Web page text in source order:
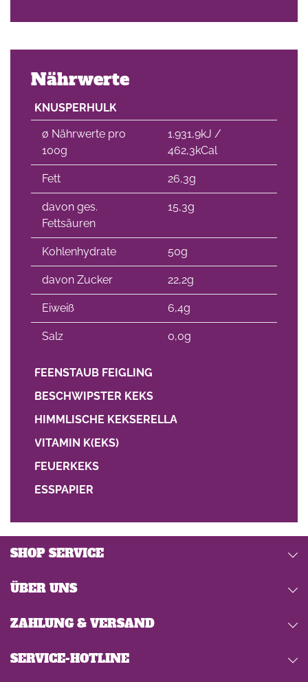
Nährwerte
KNUSPERHULK
∅ Nährwerte pro
100g
1.931,9kJ /
462,3kCal
Fett 26,3g
davon ges.
Fettsäuren
15,3g
Kohlenhydrate 50g
davon Zucker 22,2g
Eiweiß 6,4g
Salz 0,0g
FEENSTAUB FEIGLING
BESCHWIPSTER KEKS
HIMMLISCHE KEKSERELLA
VITAMIN K(EKS)
FEUERKEKS
ESSPAPIER
SERVICE-HOTLINE
SHOP SERVICE
ÜBER UNS
ZAHLUNG & VERSAND